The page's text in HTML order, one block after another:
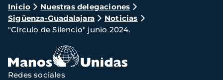
Ruta
de
navegación
Inicio
Nuestras delegaciones
Sigüenza-Guadalajara
Noticias
"Círculo de Silencio" junio 2024.
Redes sociales